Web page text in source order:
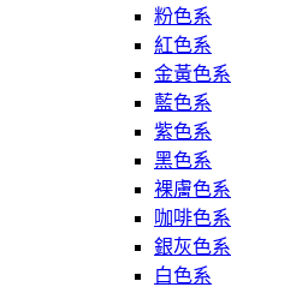
粉色系
紅色系
金黃色系
藍色系
紫色系
黑色系
裸膚色系
咖啡色系
銀灰色系
白色系